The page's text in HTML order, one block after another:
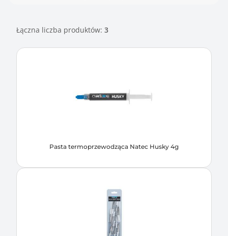
Łączna liczba produktów: 3
Pasta termoprzewodząca Natec Husky 4g